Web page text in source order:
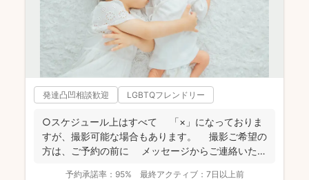
発達凸凹相談歓迎 LGBTQフレンドリー
○スケジュール上はすべて 「×」になっておりま
すが、撮影可能な場合もあります。 撮影ご希望の
方は、ご予約の前に メッセージからご連絡いただ
予約承諾率： 95% 最終アクティブ： 7日以上前